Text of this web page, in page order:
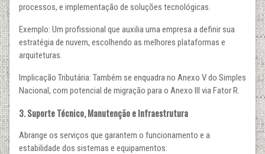
processos, e implementação de soluções tecnológicas.
Exemplo: Um profissional que auxilia uma empresa a definir sua
estratégia de nuvem, escolhendo as melhores plataformas e
arquiteturas.
Implicação Tributária: Também se enquadra no Anexo V do Simples
Nacional, com potencial de migração para o Anexo III via Fator R.
3. Suporte Técnico, Manutenção e Infraestrutura
Abrange os serviços que garantem o funcionamento e a
estabilidade dos sistemas e equipamentos: